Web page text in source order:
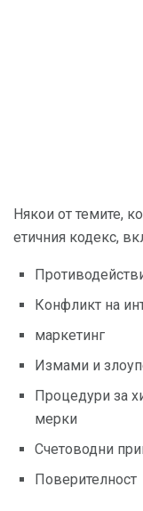
Някои от темите,
етичния кодекс,
Конфликт на
маркетинг
Измами и
Процедури за
мерки
Счетоводни
Поверителност